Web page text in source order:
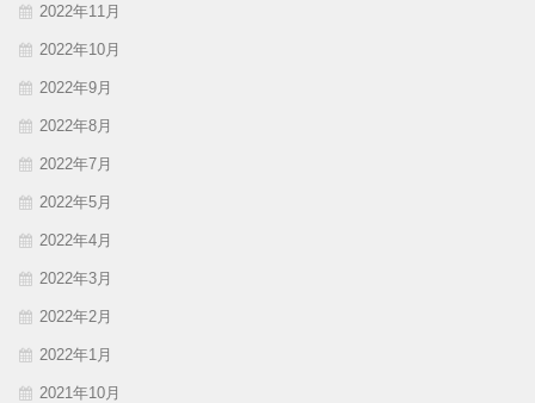
2022年11月
2022年10月
2022年9月
2022年8月
2022年7月
2022年5月
2022年4月
2022年3月
2022年2月
2022年1月
2021年10月